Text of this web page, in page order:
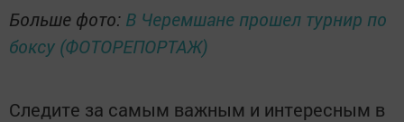
Больше фото: В Черемшане прошел турнир по
боксу (ФОТОРЕПОРТАЖ)
Следите за самым важным и интересным в